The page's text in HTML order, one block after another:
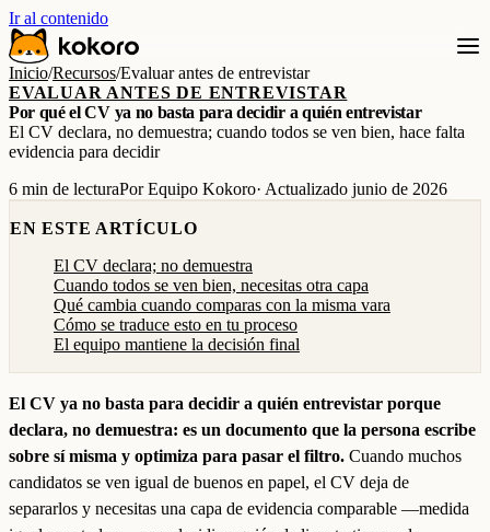
Ir al contenido
Inicio/Recursos/Evaluar antes de entrevistar
EVALUAR ANTES DE ENTREVISTAR
Por qué el CV ya no basta para decidir a quién entrevistar
El CV declara, no demuestra; cuando todos se ven bien, hace falta
evidencia para decidir
6 min de lecturaPor Equipo Kokoro· Actualizado junio de 2026
EN ESTE ARTÍCULO
El CV declara; no demuestra
Cuando todos se ven bien, necesitas otra capa
Qué cambia cuando comparas con la misma vara
Cómo se traduce esto en tu proceso
El equipo mantiene la decisión final
El CV ya no basta para decidir a quién entrevistar porque
declara, no demuestra: es un documento que la persona escribe
sobre sí misma y optimiza para pasar el filtro. Cuando muchos
candidatos se ven igual de buenos en papel, el CV deja de
separarlos y necesitas una capa de evidencia comparable —medida